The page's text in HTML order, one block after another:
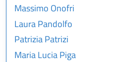
Massimo Onofri
Laura Pandolfo
Patrizia Patrizi
Maria Lucia Piga